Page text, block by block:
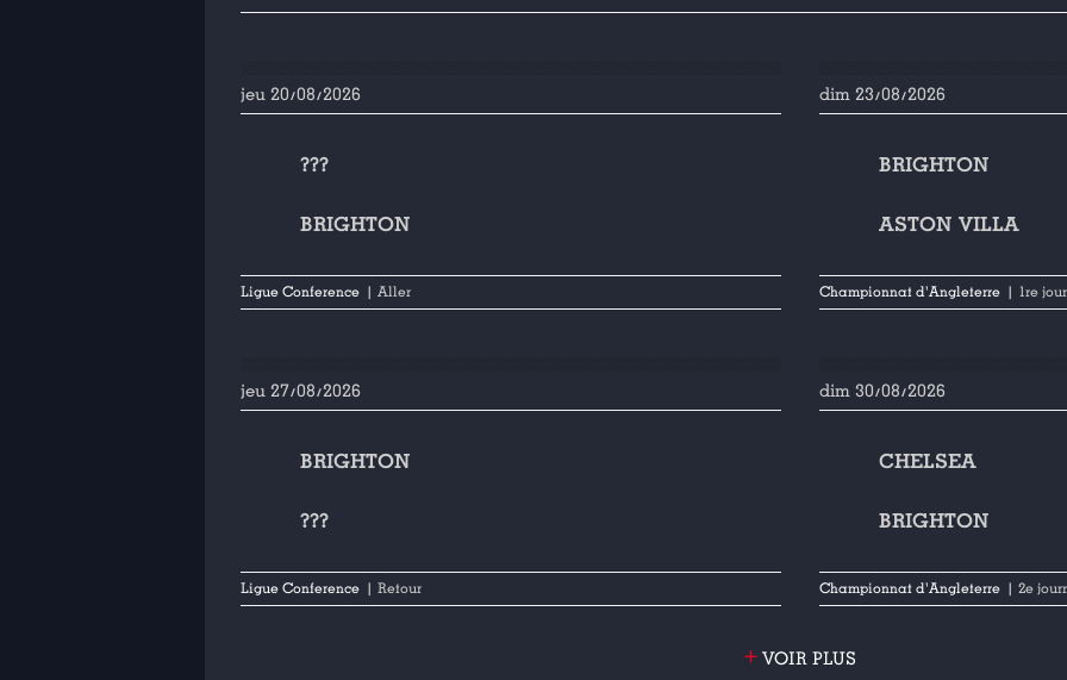
jeu 20/08/2026
???
BRIGHTON
Ligue Conference | Aller
dim 23/08/2026
BRIGHTON
ASTON VILLA
Championnat d'Angleterre | 1re
jeu 27/08/2026
BRIGHTON
???
Ligue Conference | Retour
dim 30/08/2026
CHELSEA
BRIGHTON
Championnat d'Angleterre | 2e
+ VOIR PLUS